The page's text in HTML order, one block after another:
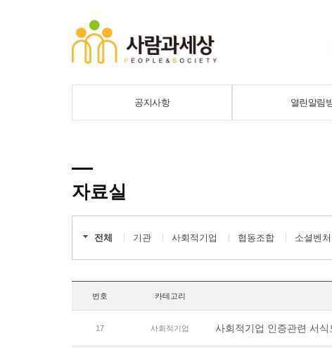
공지사항 열린알림
자료실
전체 기관 사회적기업 협동조합 소셜벤처
번호 카테고리
17 사회적기업 사회적기업 인증관련 서식